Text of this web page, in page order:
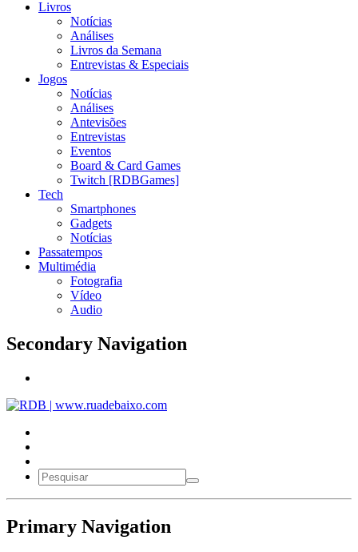
Livros
Notícias
Análises
Livros da Semana
Entrevistas & Especiais
Jogos
Notícias
Análises
Antevisões
Entrevistas
Eventos
Board & Card Games
Twitch [RDBGames]
Tech
Smartphones
Gadgets
Notícias
Passatempos
Multimédia
Fotografia
Vídeo
Audio
Secondary Navigation
Primary Navigation